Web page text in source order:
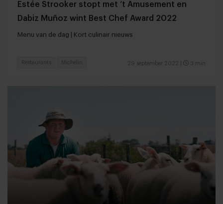
Estée Strooker stopt met ‘t Amusement en
Dabiz Muñoz wint Best Chef Award 2022
Menu van de dag | Kort culinair nieuws
29 september 2022 3 min
Restaurants Michelin